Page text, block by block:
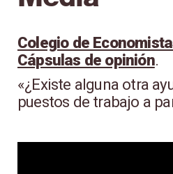
Colegio de
Cápsulas de opinión.
«¿Existe alguna otra
puestos de trabajo a